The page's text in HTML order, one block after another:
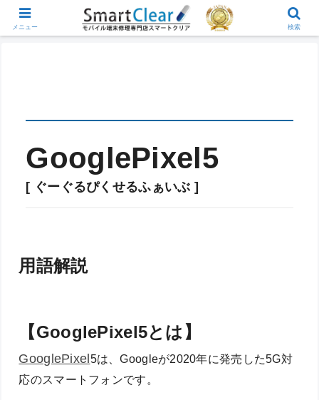
GooglePixel5
[ ぐーぐるぴくせるふぁいぶ ]
用語解説
【GooglePixel5とは】
GooglePixel 5は、Googleが2020年に発売した5G対
応のスマートフォンです。
メニュー 検索